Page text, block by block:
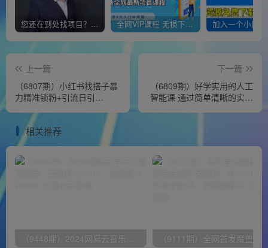
您还在到处找项目？还在当韭菜？我靠经营“一个小目标网创商城”年入百W+，曾经我也负债累累! 全网VIP课程 无损下载~
上一篇
（6807期）小红书找搭子暴
力精准锁粉+引流日引
下一篇
（6809期）好学实用的人工
智能课 通过简单清晰的实操
相关推荐